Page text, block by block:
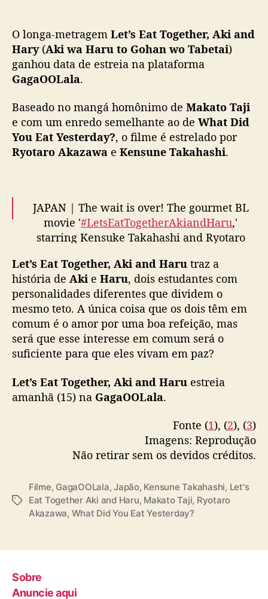
h
e
i
a
n
d
u
”
e
s
r
e
i
a
a
m
ã
G
a
g
O
L
a
O longa-metragem Let’s Eat Together, Aki and
Hary(Aki wa Haru to Gohan wo Tabetai)
ganhou data de estreia na plataforma
GagaOOLala.
Baseado no mangá homônimo de Makato Taji
e com um enredo semelhante ao de What Did
You Eat Yesterday?, o filme é estrelado por
Ryotaro Akazawa e Kensune Takahashi.
JAPAN | The wait is over! The gourmet BL
movie '#LetsEatTogetherAkiandHaru,'
starring Kensuke Takahashi and Ryotaro
GagaOOLala!
Aki and Haru, college students with diverse
personalities, share a room in a house—a
blossoming romance begins.
pic.twitter.com/kdUBLIcssx
12, 2023
Let’s Eat Together, Aki and Haru traz a
história de Aki e Haru, dois estudantes com
personalidades diferentes que dividem o
mesmo teto. A única coisa que os dois têm em
comum é o amor por uma boa refeição, mas
será que esse interesse em comum será o
suficiente para que eles vivam em paz?
Let’s Eat Together, Aki and Haru estreia
amanhã (15) na GagaOOLala.
Fonte (1), (2), (3)
Imagens: Reprodução
Não retirar sem os devidos créditos.
T
Filme, GagaOOLala,Japão, Kensune Takahashi, Let's
Eat Together Aki and Haru, Makato Taji, Ryotaro
Akazawa, What Did You Eat Yesterday?
Sobre
Anuncie aqui